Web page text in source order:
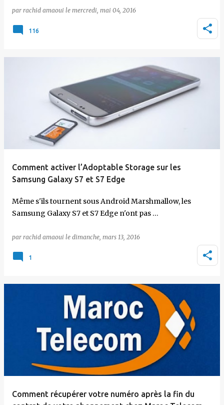
par rachid amaoui le mercredi, mai 04, 2016
116
Comment activer l’Adoptable Storage sur les
Samsung Galaxy S7 et S7 Edge
Même s'ils tournent sous Android Marshmallow, les
Samsung Galaxy S7 et S7 Edge n'ont pas …
par rachid amaoui le dimanche, mars 13, 2016
1
Comment récupérer votre numéro après la fin du